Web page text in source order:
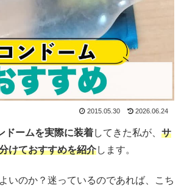
2015.05.30 2026.06.24
ドームを実際に装着してきた私が、 サ
けておすすめを紹介します。
いのか？迷っているのであれば、こち